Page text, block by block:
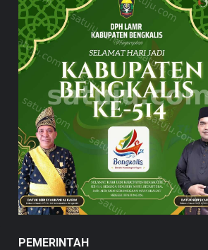
PEMERINTAH